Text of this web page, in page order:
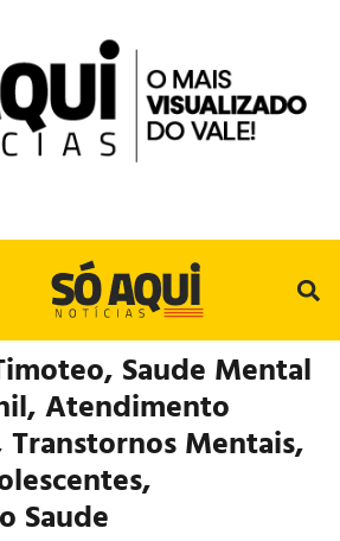
Saude Mental
Atendimento
Transtornos Mentais,
Saude